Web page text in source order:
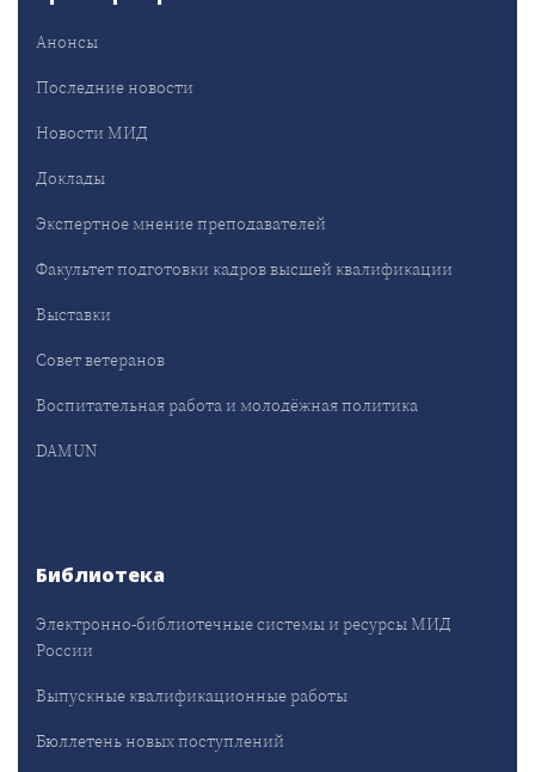
Анонсы
Последние новости
Новости МИД
Доклады
Экспертное мнение преподавателей
Факультет подготовки кадров высшей квалификации
Выставки
Совет ветеранов
Воспитательная работа и молодёжная политика
DAMUN
Библиотека
Электронно-библиотечные системы и ресурсы МИД
России
Выпускные квалификационные работы
Бюллетень новых поступлений